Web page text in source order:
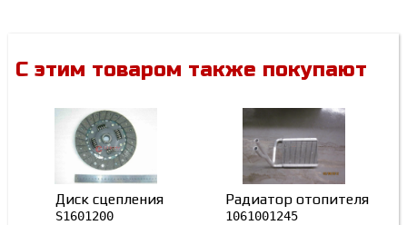
С этим товаром также покупают
Диск сцепления
S1601200
Радиатор отопителя
1061001245